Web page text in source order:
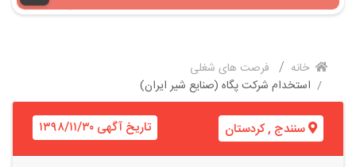
خانه
فرصت های شغلی
استخدام شرکت پگاه (صنایع شیر ایران)
سنندج ,کردستان تاریخ آگهی ۱۳۹۸/۱۱/۳۰